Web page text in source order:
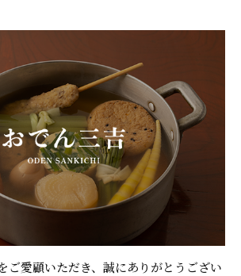
ご愛顧いただき、誠にありがとうござい